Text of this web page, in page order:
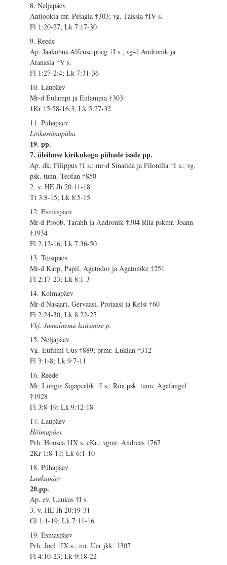
8. Neljapäev
Antiookia mr. Pelagia †303; vg. Taissia †IV s.
Fl 1:20-27; Lk 7:17-30
9. Reede
Ap. Jaakobus Alfeuse poeg †I s.; vg-d Andronik ja
Atanasia †V s.
Fl 1:27-2:4; Lk 7:31-36
10. Laupäev
Mr-d Eulampi ja Eulampia †303
1Kr 15:58-16:3; Lk 5:27-32
11. Pühapäev
Lõikustänupüha
19. pp.
7. üleilmse kirikukogu pühade isade pp.
Ap. dk. Filippus †I s.; mr-d Sinaiida ja Filonilla †I s.; vg.
psk. tunn. Teofan †850
2. v. HE Jh 20:11-18
Tt 3:8-15; Lk 8:5-15
12. Esmaspäev
Mr-d Proob, Tarahh ja Andronik †304 Riia pskmr. Joann
†1934
Fl 2:12-16; Lk 7:36-50
13. Teisipäev
Mr-d Karp, Papil, Agatodor ja Agatonike †251
Fl 2:17-23; Lk 8:1-3
14. Kolmapäev
Mr-d Nasaari, Gervaasi, Protaasi ja Kelsi †60
Fl 2:24-30; Lk 8:22-25
Vkj. Jumalaema kaitsmise p.
15. Neljapäev
Vg. Eufiimi Uus †889; prmr. Lukian †312
Fl 3:1-8; Lk 9:7-11
16. Reede
Mr. Longin Sajapealik †I s.; Riia psk. tunn. Agafangel
†1928
Fl 3:8-19; Lk 9:12-18
17. Laupäev
Hõimupäev
Prh. Hoosea †IX s. eKr.; vgmr. Andreas †767
2Kr 1:8-11; Lk 6:1-10
18. Pühapäev
Luukapäev
20.pp.
Ap. ev. Luukas †I s.
3. v. HE Jh 20:19-31
Gl 1:1-19; Lk 7:11-16
19. Esmaspäev
Prh. Joel †IX s.; mr. Uar jkk. †307
Fl 4:10-23; Lk 9:18-22